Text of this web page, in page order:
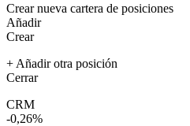
Crear nueva cartera de posiciones
Añadir
Crear
+ Añadir otra posición
Cerrar
CRM
-0,26%